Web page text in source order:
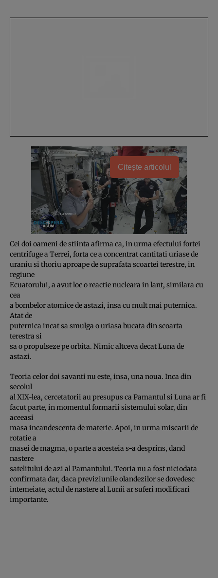
Citește articolul
Cei doi oameni de stiinta afirma ca, in urma efectului fortei
centrifuge a Terrei, forta ce a concentrat cantitati uriase de
uraniu si thoriu aproape de suprafata scoartei terestre, in
regiune
Ecuatorului, a avut loc o reactie nucleara in lant, similara cu
cea
a bombelor atomice de astazi, insa cu mult mai puternica.
Atat de
puternica incat sa smulga o uriasa bucata din scoarta
terestra si
sa o propulseze pe orbita. Nimic altceva decat Luna de
astazi.
Teoria celor doi savanti nu este, insa, una noua. Inca din
secolul
al XIX-lea, cercetatorii au presupus ca Pamantul si Luna ar fi
facut parte, in momentul formarii sistemului solar, din
aceeasi
masa incandescenta de materie. Apoi, in urma miscarii de
rotatie a
masei de magma, o parte a acesteia s-a desprins, dand
nastere
satelitului de azi al Pamantului. Teoria nu a fost niciodata
confirmata dar, daca previziunile olandezilor se dovedesc
intemeiate, actul de nastere al Lunii ar suferi modificari
importante.